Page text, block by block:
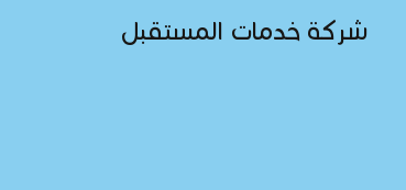
شركة خدمات المستقبل